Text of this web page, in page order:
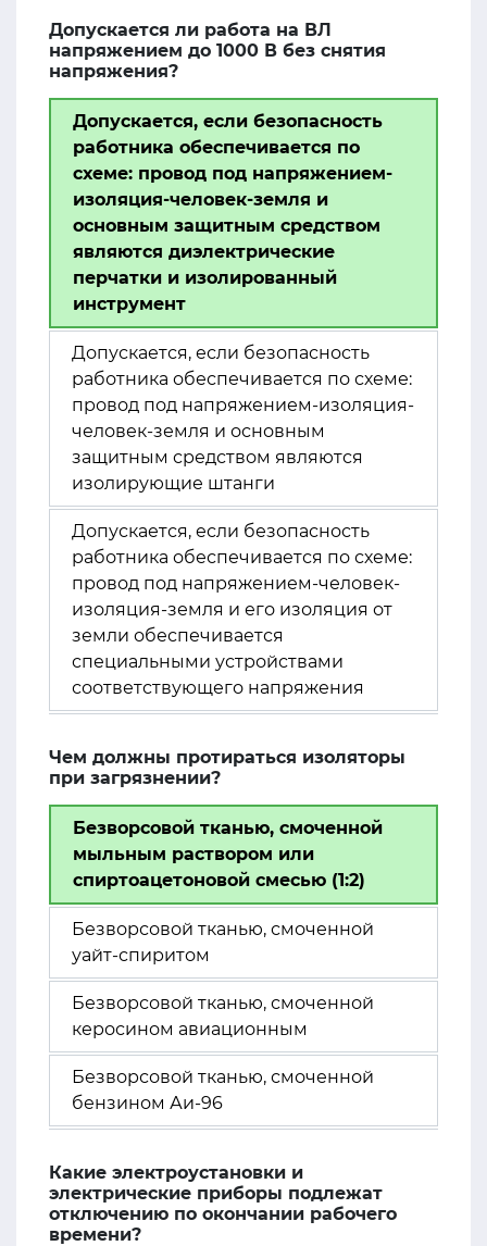
Допускается ли работа на ВЛ
напряжением до 1000 В без снятия
напряжения?
Допускается, если безопасность
работника обеспечивается по
схеме: провод под напряжением-
изоляция-человек-земля и
основным защитным средством
являются диэлектрические
перчатки и изолированный
инструмент
Допускается, если безопасность
работника обеспечивается по схеме:
провод под напряжением-изоляция-
человек-земля и основным
защитным средством являются
изолирующие штанги
Допускается, если безопасность
работника обеспечивается по схеме:
провод под напряжением-человек-
изоляция-земля и его изоляция от
земли обеспечивается
специальными устройствами
соответствующего напряжения
Чем должны протираться изоляторы
при загрязнении?
Безворсовой тканью, смоченной
мыльным раствором или
спиртоацетоновой смесью (1:2)
Безворсовой тканью, смоченной
уайт-спиритом
Безворсовой тканью, смоченной
керосином авиационным
Безворсовой тканью, смоченной
бензином Аи-96
Какие электроустановки и
электрические приборы подлежат
отключению по окончании рабочего
времени?